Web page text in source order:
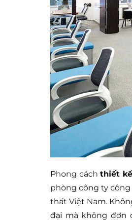
Phong cáchthiết
phòng công ty
thất Việt Nam.
đại mà không đơn